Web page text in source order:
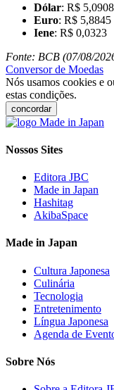
Dólar: R$ 5,0908
Euro: R$ 5,8845
Iene: R$ 0,0323
Fonte: BCB (07/08/
Conversor de Moedas
Nós usamos cookies e
estas condições.
concordar
Nossos Sites
Editora JBC
Made in Japan
Hashitag
AkibaSpace
Made in Japan
Cultura Japonesa
Culinária
Tecnologia
Entretenimento
Língua Japonesa
Agenda de
Sobre Nós